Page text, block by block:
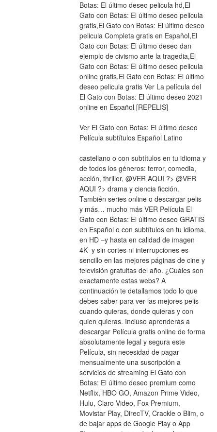
Botas: El último deseo pelicula hd,El
Gato con Botas: El último deseo pelicula
gratis,El Gato con Botas: El último deseo
pelicula Completa gratis en Español,El
Gato con Botas: El último deseo dan
ejemplo de civismo ante la tragedia,El
Gato con Botas: El último deseo pelicula
online gratis,El Gato con Botas: El último
deseo pelicula gratis Ver La película del
El Gato con Botas: El último deseo 2021
online en Español [REPELIS]
Ver El Gato con Botas: El último deseo
Película subtítulos Español Latino
castellano o con subtítulos en tu idioma y
de todos los géneros: terror, comedia,
acción, thriller, @VER AQUI ?> @VER
AQUI ?> drama y ciencia ficción.
También series online o descargar pelis
y más… mucho más VER Película El
Gato con Botas: El último deseo GRATIS
en Español o con subtítulos en tu idioma,
en HD –y hasta en calidad de imagen
4K–y sin cortes ni interrupciones es
sencillo en las mejores páginas de cine y
televisión gratuitas del año. ¿Cuáles son
exactamente estas webs? A
continuación te detallamos todo lo que
debes saber para ver las mejores pelis
cuando quieras, donde quieras y con
quien quieras. Incluso aprenderás a
descargar Película gratis online de forma
absolutamente legal y segura este
Película, sin necesidad de pagar
mensualmente una suscripción a
servicios de streaming El Gato con
Botas: El último deseo premium como
Netflix, HBO GO, Amazon Prime Video,
Hulu, Claro Video, Fox Premium,
Movistar Play, DirecTV, Crackle o Blim, o
de bajar apps de Google Play o App